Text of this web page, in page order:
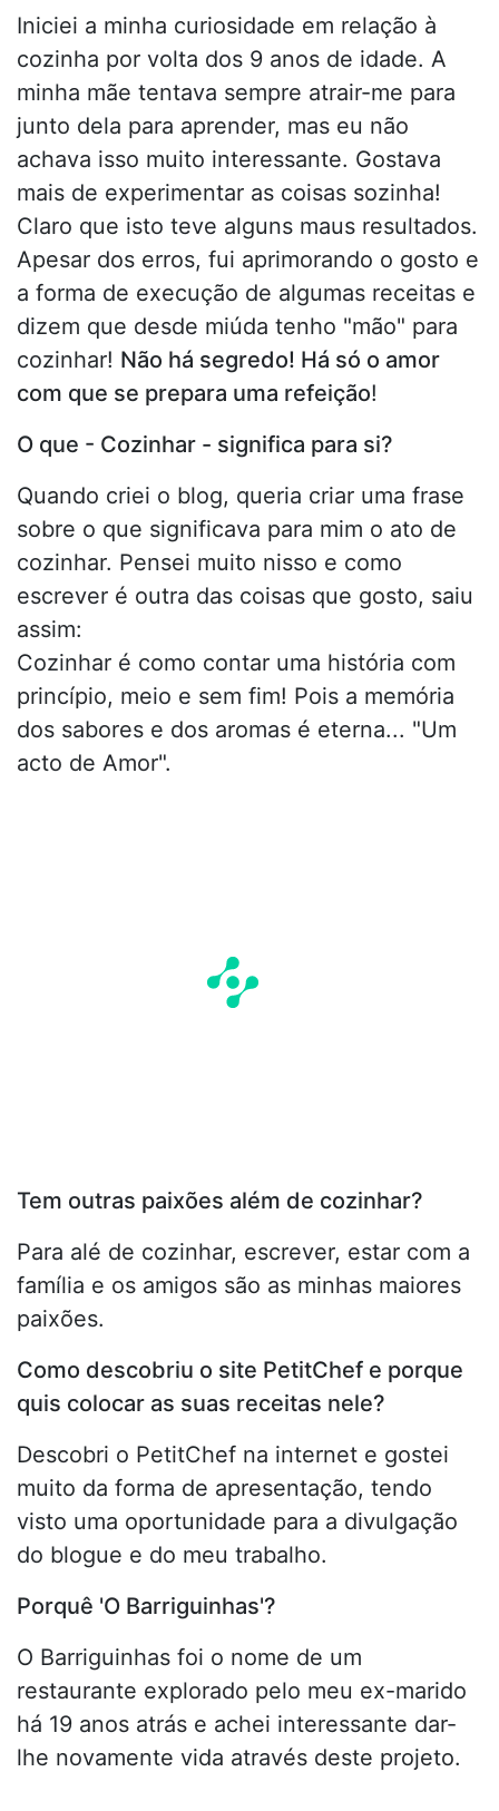
Iniciei a minha curiosidade em relação à
cozinha por volta dos 9 anos de idade. A
minha mãe tentava sempre atrair-me para
junto dela para aprender, mas eu não
achava isso muito interessante. Gostava
mais de experimentar as coisas sozinha!
Claro que isto teve alguns maus resultados.
Apesar dos erros, fui aprimorando o gosto e
a forma de execução de algumas receitas e
dizem que desde miúda tenho "mão" para
cozinhar! Não há segredo! Há só o amor
com que se prepara uma refeição!
O que - Cozinhar - significa para si?
Quando criei o blog, queria criar uma frase
sobre o que significava para mim o ato de
cozinhar. Pensei muito nisso e como
escrever é outra das coisas que gosto, saiu
assim:
Cozinhar é como contar uma história com
princípio, meio e sem fim! Pois a memória
dos sabores e dos aromas é eterna... "Um
acto de Amor".
Tem outras paixões além de cozinhar?
Para alé de cozinhar, escrever, estar com a
família e os amigos são as minhas maiores
paixões.
Como descobriu o site PetitChef e porque
quis colocar as suas receitas nele?
Descobri o PetitChef na internet e gostei
muito da forma de apresentação, tendo
visto uma oportunidade para a divulgação
do blogue e do meu trabalho.
Porquê 'O Barriguinhas'?
O Barriguinhas foi o nome de um
restaurante explorado pelo meu ex-marido
há 19 anos atrás e achei interessante dar-
lhe novamente vida através deste projeto.